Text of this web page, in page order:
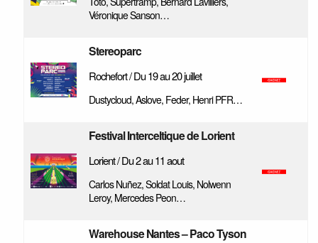
Véronique Sanson…
Stereoparc
Rochefort / Du 19 au 20 juillet
Dustycloud, Aslove, Feder, Henri PFR…
Festival Interceltique de Lorient
Lorient / Du 2 au 11 aout
Carlos Nuñez, Soldat Louis, Nolwenn
Leroy, Mercedes Peon…
Warehouse Nantes – Paco Tyson